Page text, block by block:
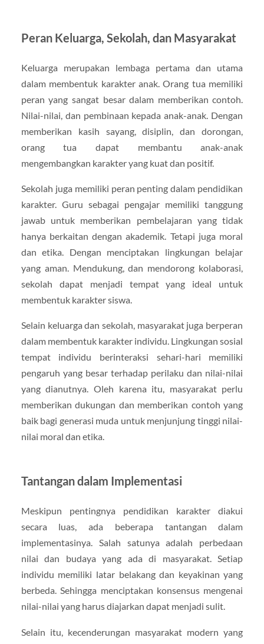
Peran Keluarga, Sekolah, dan Masyarakat
Keluarga merupakan lembaga pertama dan utama
dalam membentuk karakter anak. Orang tua memiliki
peran yang sangat besar dalam memberikan contoh.
Nilai-nilai, dan pembinaan kepada anak-anak. Dengan
memberikan kasih sayang, disiplin, dan dorongan,
orang tua dapat membantu anak-anak
mengembangkan karakter yang kuat dan positif.
Sekolah juga memiliki peran penting dalam pendidikan
karakter. Guru sebagai pengajar memiliki tanggung
jawab untuk memberikan pembelajaran yang tidak
hanya berkaitan dengan akademik. Tetapi juga moral
dan etika. Dengan menciptakan lingkungan belajar
yang aman. Mendukung, dan mendorong kolaborasi,
sekolah dapat menjadi tempat yang ideal untuk
membentuk karakter siswa.
Selain keluarga dan sekolah, masyarakat juga berperan
dalam membentuk karakter individu. Lingkungan sosial
tempat individu berinteraksi sehari-hari memiliki
pengaruh yang besar terhadap perilaku dan nilai-nilai
yang dianutnya. Oleh karena itu, masyarakat perlu
memberikan dukungan dan memberikan contoh yang
baik bagi generasi muda untuk menjunjung tinggi nilai-
nilai moral dan etika.
Tantangan dalam Implementasi
Meskipun pentingnya pendidikan karakter diakui
secara luas, ada beberapa tantangan dalam
implementasinya. Salah satunya adalah perbedaan
nilai dan budaya yang ada di masyarakat. Setiap
individu memiliki latar belakang dan keyakinan yang
berbeda. Sehingga menciptakan konsensus mengenai
nilai-nilai yang harus diajarkan dapat menjadi sulit.
Selain itu, kecenderungan masyarakat modern yang